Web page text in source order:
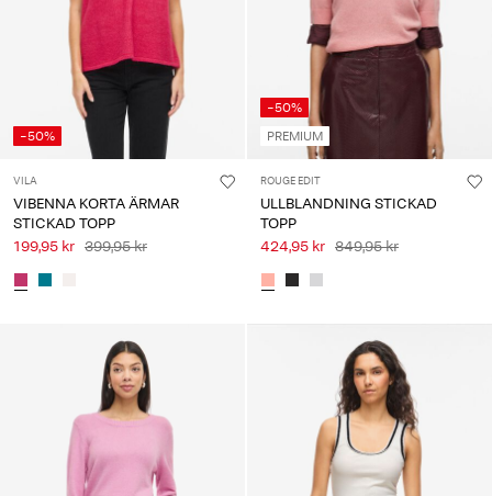
-50%
VILA
VIBENNA KORTA ÄRMAR
STICKAD TOPP
199,95 kr 399,95 kr
-50%
PREMIUM
ROUGE EDIT
ULLBLANDNING STICKAD
TOPP
424,95 kr 849,95 kr